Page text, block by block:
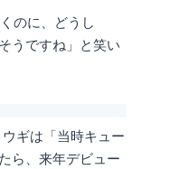
のに、どうし
うですね」と笑い
ギは「当時キュー
ら、来年デビュー